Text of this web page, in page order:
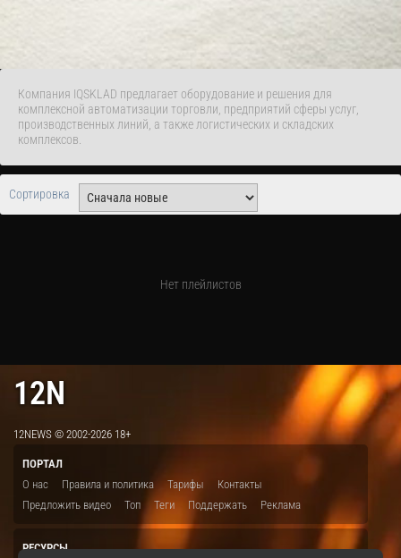
Компания IQSKLAD предлагает оборудование и решения для
комплексной автоматизации торговли, предприятий сферы услуг,
производственных линий, а также логистических и складских
комплексов.
Сортировка
Нет плейлистов
12N
12NEWS © 2002-2026 18+
ПОРТАЛ
О нас
Правила и политика Тарифы
Контакты
Предложить видео
Топ Теги Поддержать Реклама
РЕСУРСЫ